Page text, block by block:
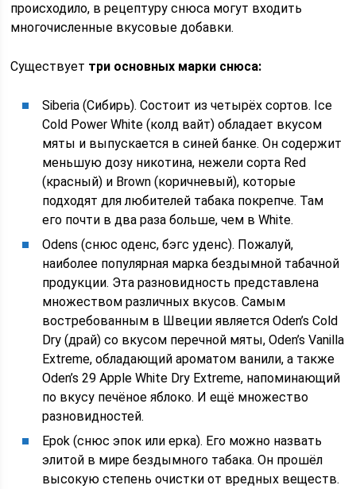
происходило, в рецептуру снюса могут входить
многочисленные вкусовые добавки.
Существует три основных марки снюса:
Siberia (Сибирь). Состоит из четырёх сортов. Ice
Cold Power White (колд вайт) обладает вкусом
мяты и выпускается в синей банке. Он содержит
меньшую дозу никотина, нежели сорта Red
(красный) и Brown (коричневый), которые
подходят для любителей табака покрепче. Там
его почти в два раза больше, чем в White.
Odens (снюс оденс, бэгс уденс). Пожалуй,
наиболее популярная марка бездымной табачной
продукции. Эта разновидность представлена
множеством различных вкусов. Самым
востребованным в Швеции является Oden’s Cold
Dry (драй) со вкусом перечной мяты, Oden’s Vanilla
Extreme, обладающий ароматом ванили, а также
Oden’s 29 Apple White Dry Extreme, напоминающий
по вкусу печёное яблоко. И ещё множество
разновидностей.
Epok (снюс эпок или ерка). Его можно назвать
элитой в мире бездымного табака. Он прошёл
высокую степень очистки от вредных веществ.